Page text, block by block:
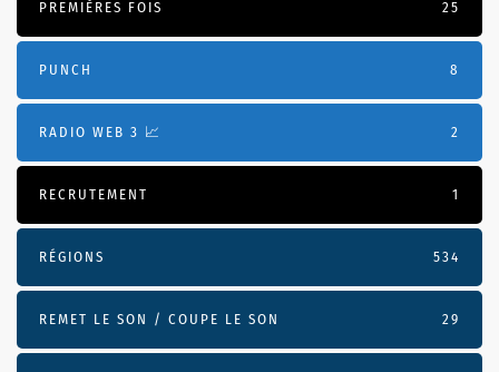
PREMIÈRES FOIS 25
PUNCH 8
RADIO WEB 3 📈 2
RECRUTEMENT 1
RÉGIONS 534
REMET LE SON / COUPE LE SON 29